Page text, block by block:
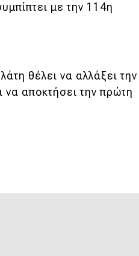
με την 114η
θέλει να αλλάξει την
να αποκτήσει την πρώτη